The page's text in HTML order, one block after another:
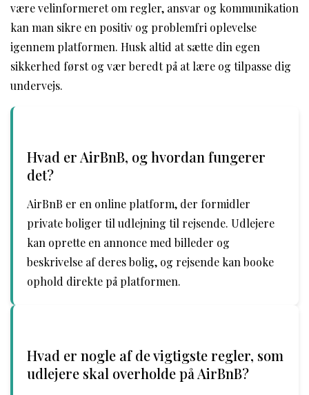
være velinformeret om regler, ansvar og kommunikation
kan man sikre en positiv og problemfri oplevelse
igennem platformen. Husk altid at sætte din egen
sikkerhed først og vær beredt på at lære og tilpasse dig
undervejs.
Hvad er AirBnB, og hvordan fungerer
det?
AirBnB er en online platform, der formidler
private boliger til udlejning til rejsende. Udlejere
kan oprette en annonce med billeder og
beskrivelse af deres bolig, og rejsende kan booke
ophold direkte på platformen.
Hvad er nogle af de vigtigste regler, som
udlejere skal overholde på AirBnB?